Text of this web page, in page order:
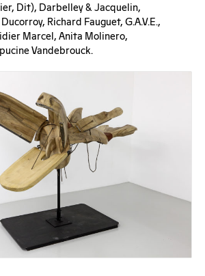
Dit), Darbelley & Jacquelin,
Richard Fauguet, G.a.v.e.,
Marcel, Anita Molinero,
Vandebrouck.